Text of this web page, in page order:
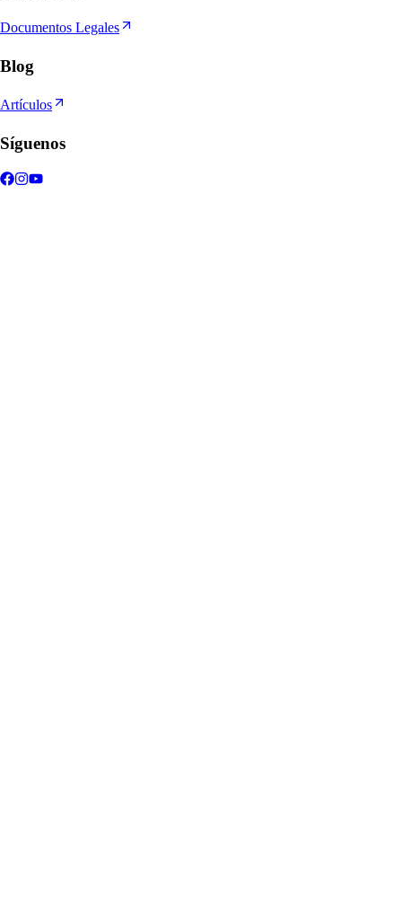
Documentos Legales
Blog
Artículos
Síguenos